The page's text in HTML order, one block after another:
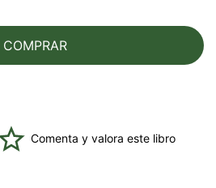
COMPRAR
Comenta y valora este libro